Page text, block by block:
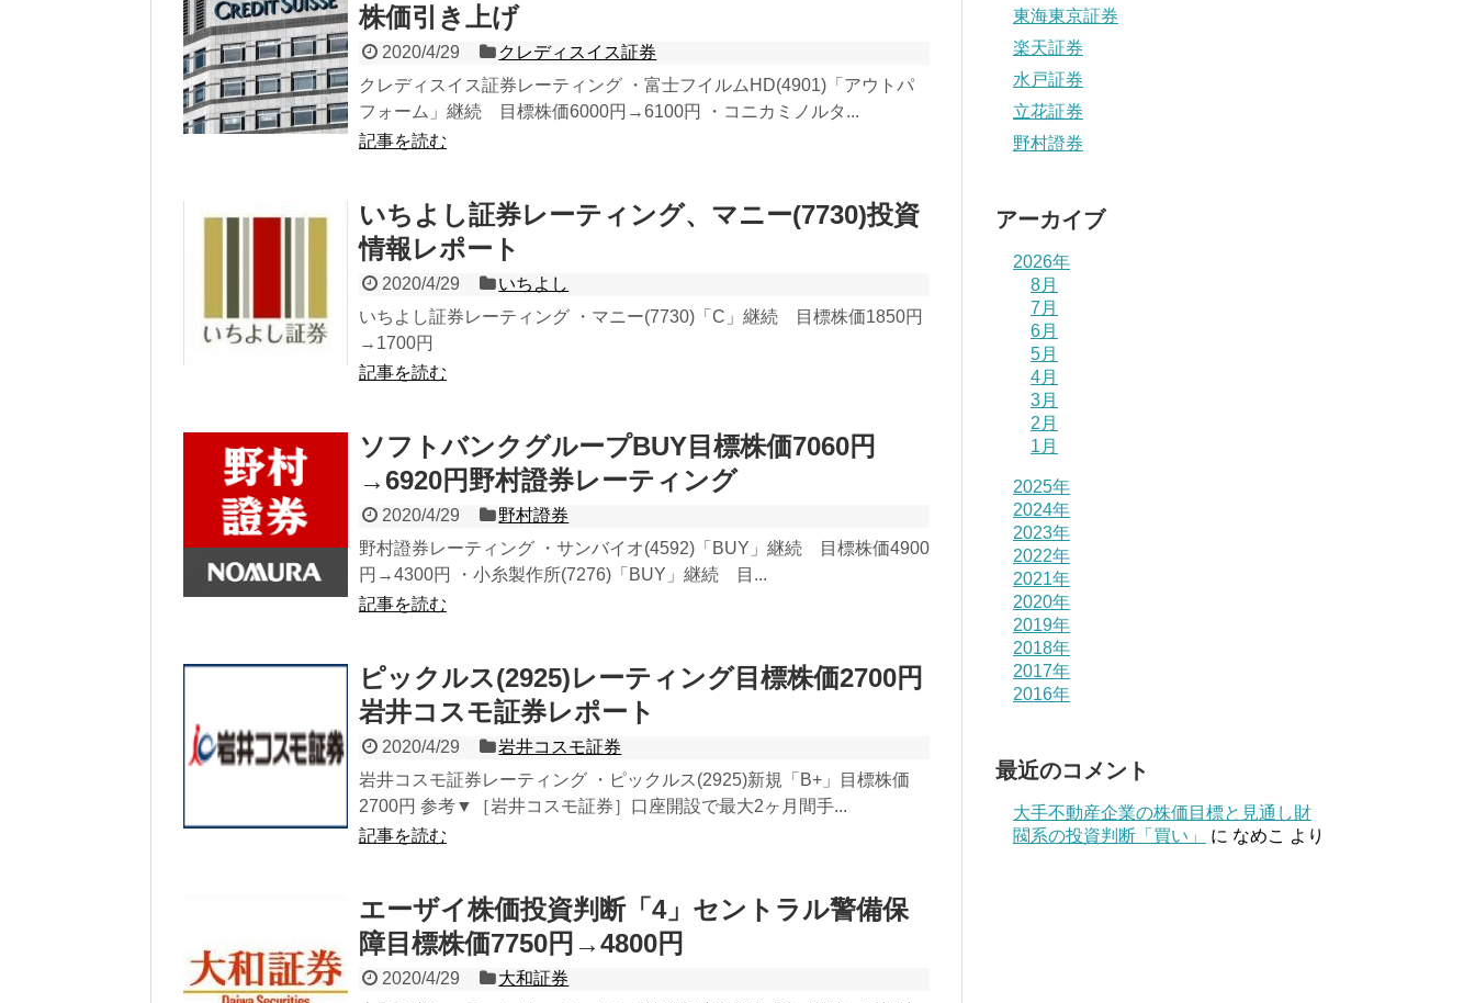
株価引き上げ
2020/4/29
クレディスイス証券
クレディスイス証券レーティング ・富士フイルムHD(4901)「アウトパ
フォーム」継続 目標株価6000円→6100円 ・コニカミノルタ...
記事を読む
いちよし証券レーティング、マニー(7730)投資
情報レポート
2020/4/29
いちよし
いちよし証券レーティング ・マニー(7730)「C」継続 目標株価1850円
→1700円
記事を読む
ソフトバンクグループBUY目標株価7060円
→6920円野村證券レーティング
2020/4/29
野村證券
野村證券レーティング ・サンバイオ(4592)「BUY」継続 目標株価4900
円→4300円 ・小糸製作所(7276)「BUY」継続 目...
記事を読む
ピックルス(2925)レーティング目標株価2700円
岩井コスモ証券レポート
2020/4/29
岩井コスモ証券
岩井コスモ証券レーティング ・ピックルス(2925)新規「B+」目標株価
2700円 参考▼［岩井コスモ証券］口座開設で最大2ヶ月間手...
記事を読む
エーザイ株価投資判断「4」セントラル警備保
障目標株価7750円→4800円
2020/4/29
大和証券
東海東京証券
楽天証券
水戸証券
立花証券
野村證券
アーカイブ
2026年
8月
7月
6月
5月
4月
3月
2月
1月
2025年
2024年
2023年
2022年
2021年
2020年
2019年
2018年
2017年
2016年
最近のコメント
大手不動産企業の株価目標と見通し財
閥系の投資判断「買い」
に なめこ より